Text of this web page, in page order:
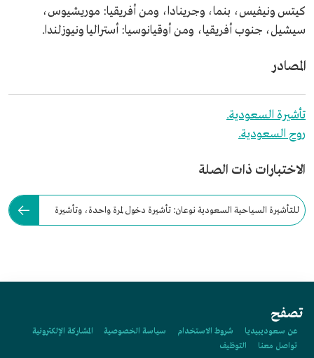
كيتس ونيفيس، بنما، وجرينادا، ومن أفريقيا: موريشيوس،
سيشيل، جنوب أفريقيا، ومن أوقيانوسيا: أستراليا ونيوزلندا.
المصادر
تأشيرة السعودية.
روح السعودية.
الاختبارات ذات الصلة
للتأشيرة السياحية السعودية نوعان: تأشيرة دخول لمرة واحدة، وتأشيرة
تصفح
عن سعوديبيديا شروط الاستخدام سياسة الخصوصية
المشاركة الإلكترونية
تواصل معنا
التوظيف